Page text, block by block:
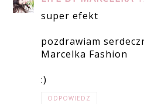
super efekt
pozdrawiam
Marcelka Fashion
:)
ODPOWIEDZ